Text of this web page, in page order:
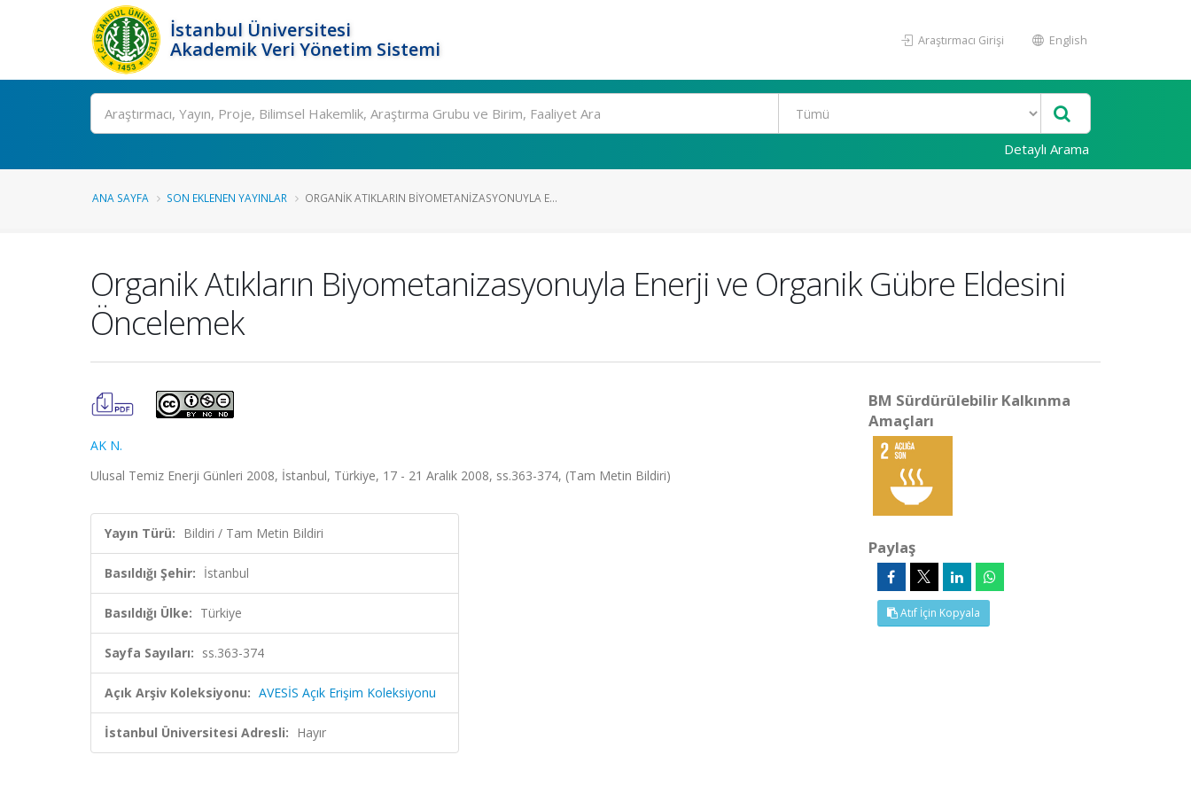
İstanbul Üniversitesi
Akademik Veri Yönetim Sistemi
Araştırmacı Girişi English
Ara
Detaylı Arama
ANA SAYFA SON EKLENEN YAYINLAR ORGANIK ATIKLARIN BIYOMETANIZASYONUYLA E...
Organik Atıkların Biyometanizasyonuyla Enerji ve Organik Gübre Eldesini
Öncelemek
AK N.
Ulusal Temiz Enerji Günleri 2008, İstanbul, Türkiye, 17 - 21 Aralık 2008, ss.363-374, (Tam Metin Bildiri)
Yayın Türü: Bildiri / Tam Metin Bildiri
Basıldığı Şehir: İstanbul
Basıldığı Ülke: Türkiye
Sayfa Sayıları: ss.363-374
Açık Arşiv Koleksiyonu: AVESİS Açık Erişim Koleksiyonu
İstanbul Üniversitesi Adresli: Hayır
BM Sürdürülebilir Kalkınma
Amaçları
Paylaş
Atıf İçin Kopyala